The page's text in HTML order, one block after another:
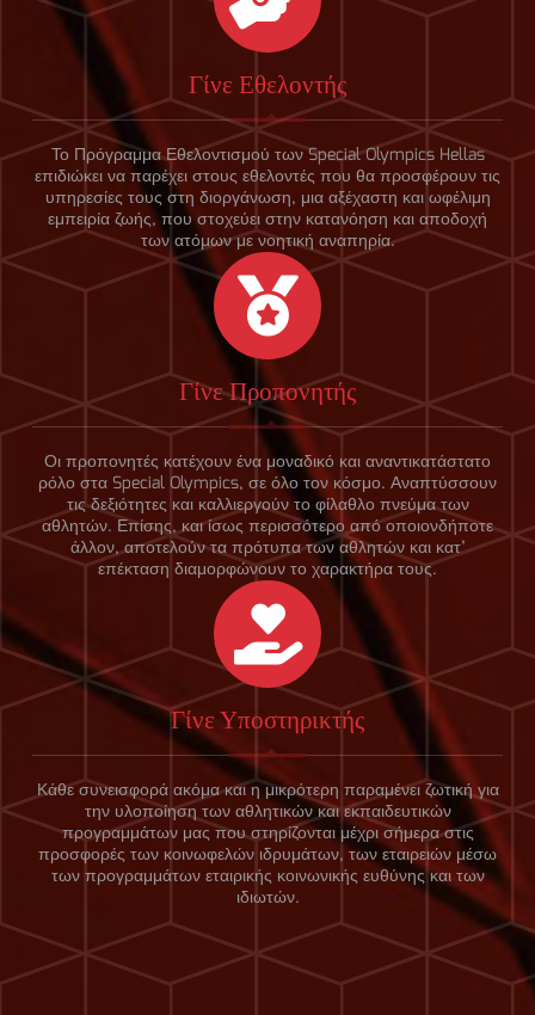
Γίνε Εθελοντής
Το Πρόγραμμα Εθελοντισμού των Special Olympics Hellas
επιδιώκει να παρέχει στους εθελοντές που θα προσφέρουν τις
υπηρεσίες τους στη διοργάνωση, μια αξέχαστη και ωφέλιμη
εμπειρία ζωής, που στοχεύει στην κατανόηση και αποδοχή
των ατόμων με νοητική αναπηρία.
Γίνε Προπονητής
Οι προπονητές κατέχουν ένα μοναδικό και αναντικατάστατο
ρόλο στα Special Olympics, σε όλο τον κόσμο. Αναπτύσσουν
τις δεξιότητες και καλλιεργούν το φίλαθλο πνεύμα των
αθλητών. Επίσης, και ίσως περισσότερο από οποιονδήποτε
άλλον, αποτελούν τα πρότυπα των αθλητών και κατ’
επέκταση διαμορφώνουν το χαρακτήρα τους.
Γίνε Υποστηρικτής
Κάθε συνεισφορά ακόμα και η μικρότερη παραμένει ζωτική για
την υλοποίηση των αθλητικών και εκπαιδευτικών
προγραμμάτων μας που στηρίζονται μέχρι σήμερα στις
προσφορές των κοινωφελών ιδρυμάτων, των εταιρειών μέσω
των προγραμμάτων εταιρικής κοινωνικής ευθύνης και των
ιδιωτών.